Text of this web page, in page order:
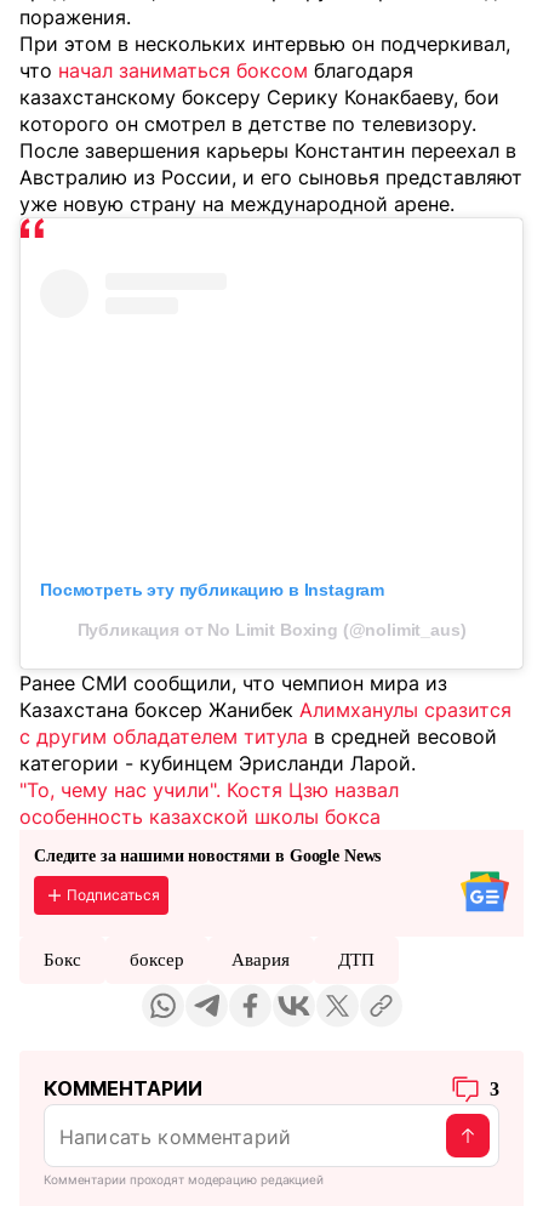
поражения.
При этом в нескольких интервью он подчеркивал,
что начал заниматься боксом благодаря
казахстанскому боксеру Серику Конакбаеву, бои
которого он смотрел в детстве по телевизору.
После завершения карьеры Константин переехал в
Австралию из России, и его сыновья представляют
уже новую страну на международной арене.
Посмотреть эту публикацию в Instagram
Публикация от No Limit Boxing (@nolimit_aus)
Ранее СМИ сообщили, что чемпион мира из
Казахстана боксер Жанибек Алимханулы сразится
с другим обладателем титула в средней весовой
категории - кубинцем Эрисланди Ларой.
"То, чему нас учили". Костя Цзю назвал
особенность казахской школы бокса
Следите за нашими новостями в Google News
Подписаться
Бокс боксер Авария ДТП
КОММЕНТАРИИ 3
Комментарии проходят модерацию редакцией